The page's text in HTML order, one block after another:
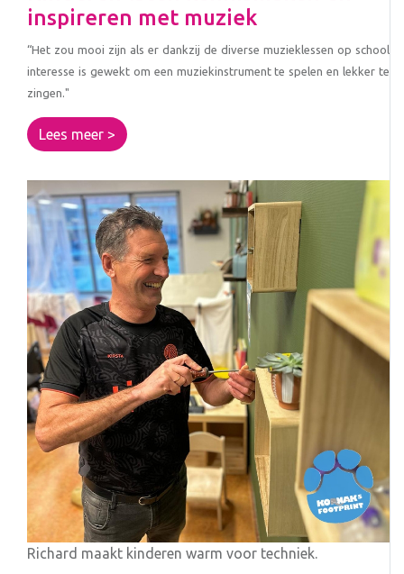
inspireren met muziek
“Het zou mooi zijn als er dankzij de diverse muzieklessen op school
interesse is gewekt om een muziekinstrument te spelen en lekker te
zingen."
Lees meer >
Richard maakt kinderen warm voor techniek.